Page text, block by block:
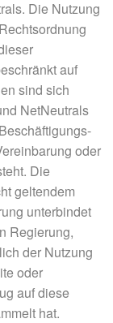
Die Nutzung
auf
sind sich
NetNeutrals
oder
Die
geltendem
unterbindet
Regierung,
der Nutzung
oder
auf diese
hat.